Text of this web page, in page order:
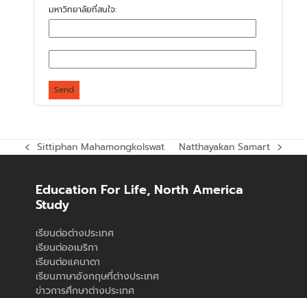
มหาวิทยาลัยที่สนใจ:
previous
Sittiphan Mahamongkolswat
next
Natthayakan Samart
Education For Life, North America
Study
เรียนต่อต่างประเทศ
เรียนต่ออเมริกา
เรียนต่อแคนาดา
เรียนภาษาอังกฤษที่ต่างประเทศ
ข่าวการศึกษาต่างประเทศ